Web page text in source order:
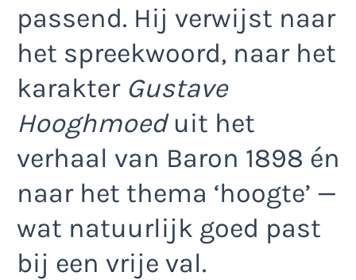
passend. Hij verwijst naar
het spreekwoord, naar het
karakter Gustave
Hooghmoeduit het
verhaal van Baron 1898 én
naar het thema ‘hoogte’ —
wat natuurlijk goed past
bij een vrije val.